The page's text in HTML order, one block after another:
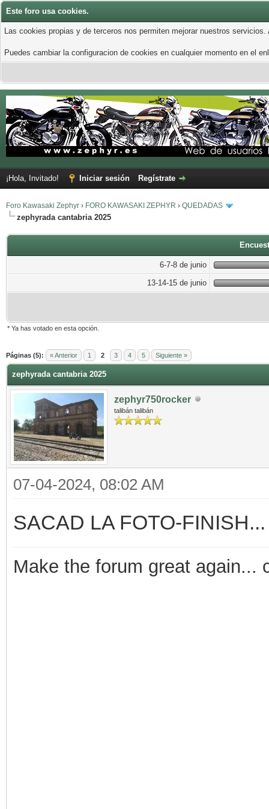
Este foro usa cookies.
Las cookies propias y de terceros nos permiten mejorar nuestros
Puedes cambiar la configuracion de cookies en cualquier momento en el
¡Hola, Invitado! Iniciar sesión Regístrate
Foro Kawasaki Zephyr › FORO KAWASAKI ZEPHYR › QUEDADAS
zephyrada cantabria 2025
6-7-8 de junio
13-14-15 de junio
* Ya has votado en esta opción.
Páginas (5): « Anterior 1 2 3 4 5 Siguiente »
zephyrada cantabria 2025
zephyr750rocker
talibán talibán
07-04-2024, 08:02 AM
SACAD LA FOTO-FINISH...
Make the forum great again...